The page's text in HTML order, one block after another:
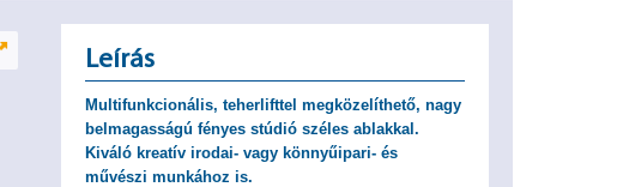
Leírás
Multifunkcionális, teherlifttel megközelíthető, nagy
belmagasságú fényes stúdió széles ablakkal.
Kiváló kreatív irodai- vagy könnyűipari- és
művészi munkához is.